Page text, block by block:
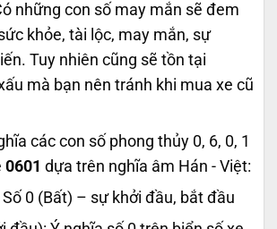
những con số may mắn sẽ đem
khỏe, tài lộc, may mắn, sự
Tuy nhiên cũng sẽ tồn tại
mà bạn nên tránh khi mua xe cũ
các con số phong thủy 0, 6, 0, 1
0601 dựa trên nghĩa âm Hán - Việt:
0 (Bất) – sự khởi đầu, bắt đầu